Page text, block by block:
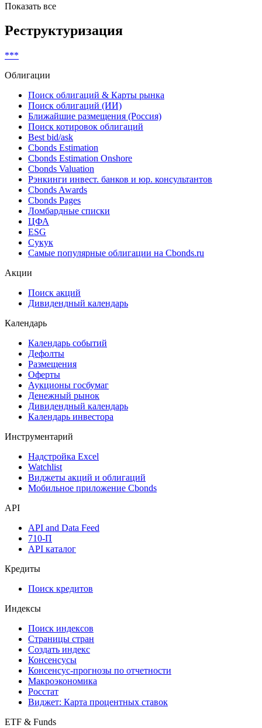
Показать все
Реструктуризация
***
Облигации
Поиск облигаций & Карты рынка
Поиск облигаций (ИИ)
Ближайшие размещения (Россия)
Поиск котировок облигаций
Best bid/ask
Cbonds Estimation
Cbonds Estimation Onshore
Cbonds Valuation
Рэнкинги инвест. банков и юр. консультантов
Cbonds Awards
Cbonds Pages
Ломбардные списки
ЦФА
ESG
Сукук
Самые популярные облигации на Cbonds.ru
Акции
Поиск акций
Дивидендный календарь
Календарь
Календарь событий
Дефолты
Размещения
Оферты
Аукционы госбумаг
Денежный рынок
Дивидендный календарь
Календарь инвестора
Инструментарий
Надстройка Excel
Watchlist
Виджеты акций и облигаций
Мобильное приложение Cbonds
API
API and Data Feed
710-П
API каталог
Кредиты
Поиск кредитов
Индексы
Поиск индексов
Страницы стран
Создать индекс
Консенсусы
Консенсус-прогнозы по отчетности
Макроэкономика
Росстат
Виджет: Карта процентных ставок
ETF & Funds